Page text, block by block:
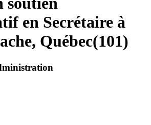
en Secrétaire à
Québec(101)